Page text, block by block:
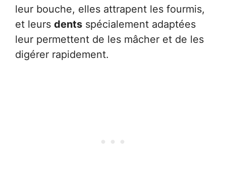
leur bouche, elles attrapent les fourmis,
et leurs dents spécialement adaptées
leur permettent de les mâcher et de les
digérer rapidement.